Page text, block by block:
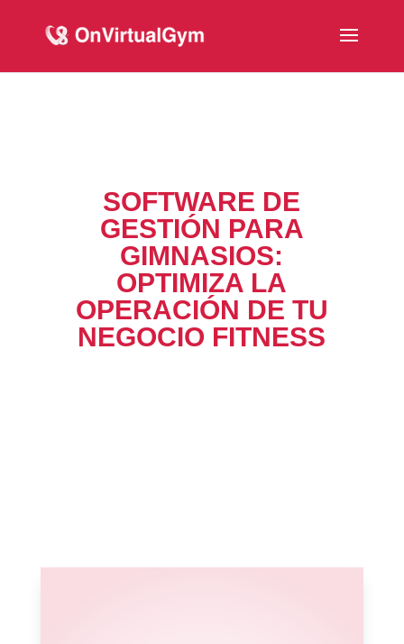
SOFTWARE DE
GESTIÓN PARA
GIMNASIOS:
OPTIMIZA LA
OPERACIÓN DE TU
NEGOCIO FITNESS